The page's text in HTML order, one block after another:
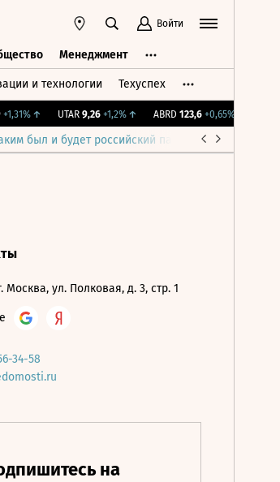
Войти
Менеджмент
и технологии Техуспех
↑ UTAR 9,26 +1,2%↑ ABRD 123,6 +0,65%↑
был и будет российский парламент
Москва, ул. Полковая, д. 3, стр. 1
34-58